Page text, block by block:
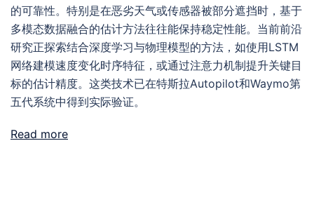
的可靠性。特别是在恶劣天气或传感器被部分遮挡时，基于
多模态数据融合的估计方法往往能保持稳定性能。当前前沿
研究正探索结合深度学习与物理模型的方法，如使用LSTM
网络建模速度变化时序特征，或通过注意力机制提升关键目
标的估计精度。这类技术已在特斯拉Autopilot和Waymo第
五代系统中得到实际验证。
Read more